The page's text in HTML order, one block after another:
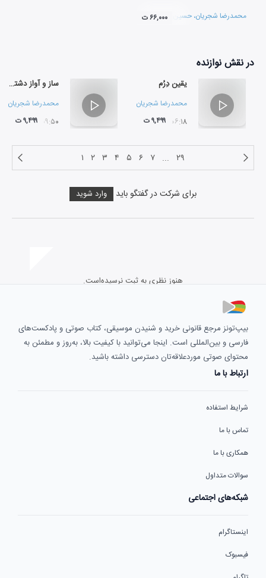
محمدرضا شجریان، حسین رضایی نیاو ۶۶,۰۰۰ ت
در نقشنوازنده
یقین دِرُم
محمدرضا شجریان پرویز مشکاتیان
۰۶:۱۸ ۹,۴۹۹ ت
ساز و آواز دشتستانی
محمدرضا شجریان
۰۹:۵۰ ۹,۴۹۹ ت
۱ ۲ ۳ ۴ ۵ ۶ ۷ ... ۲۹
برای شرکت در گفتگو باید وارد شوید
هنوز نظری به ثبت نرسیده‌است.
بیپ‌تونز مرجع قانونی خرید و شنیدن موسیقی، کتاب صوتی و پادکست‌های
فارسی و بین‌المللی است. اینجا می‌توانید با کیفیت بالا، به‌روز و مطمئن به
محتوای صوتی موردعلاقه‌تان دسترسی داشته باشید.
ارتباط با ما
شرایط استفاده
تماس با ما
همکاری با ما
سوالات متداول
شبکه‌های اجتماعی
اینستاگرام
فیسبوک